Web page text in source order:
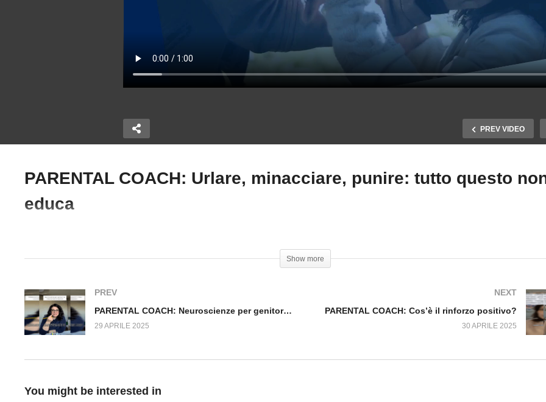
PREV VIDEO
Mio
PARENTAL COACH: Urlare, minacciare, punire: tutto questo
educa
Show more
PREV
PARENTAL COACH: Neuroscienze per genitori, le crisi e le nostre reazioni
29 APRILE 2025
NEXT
PARENTAL COACH: Cos’è il rinforzo positivo?
30 APRILE 2025
You might be interested in